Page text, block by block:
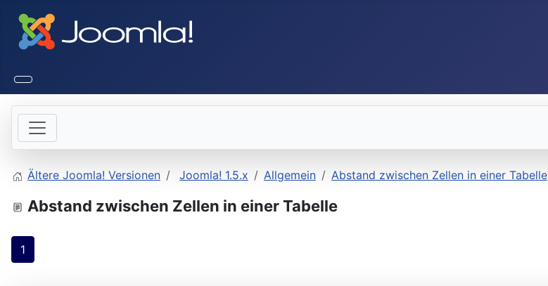
Ältere Joomla! Versionen Joomla! 1.5.x Allgemein Abstand zwischen Zellen in einer Tabelle
Abstand zwischen Zellen in einer Tabelle
1